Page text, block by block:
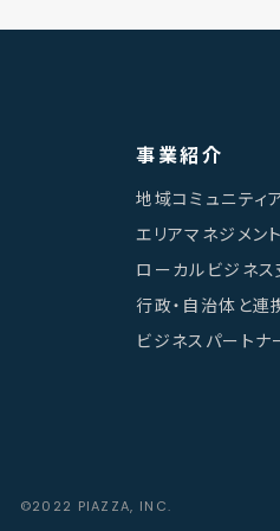
事業紹介
地域コミュニティ
エリアマネジメント
ローカルビジネス
行政・自治体と連
ビジネスパートナ
©︎2022 PIAZZA, INC.